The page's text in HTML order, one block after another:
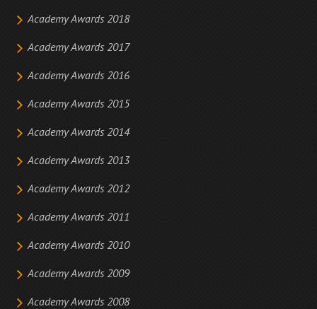
Academy Awards 2018
Academy Awards 2017
Academy Awards 2016
Academy Awards 2015
Academy Awards 2014
Academy Awards 2013
Academy Awards 2012
Academy Awards 2011
Academy Awards 2010
Academy Awards 2009
Academy Awards 2008